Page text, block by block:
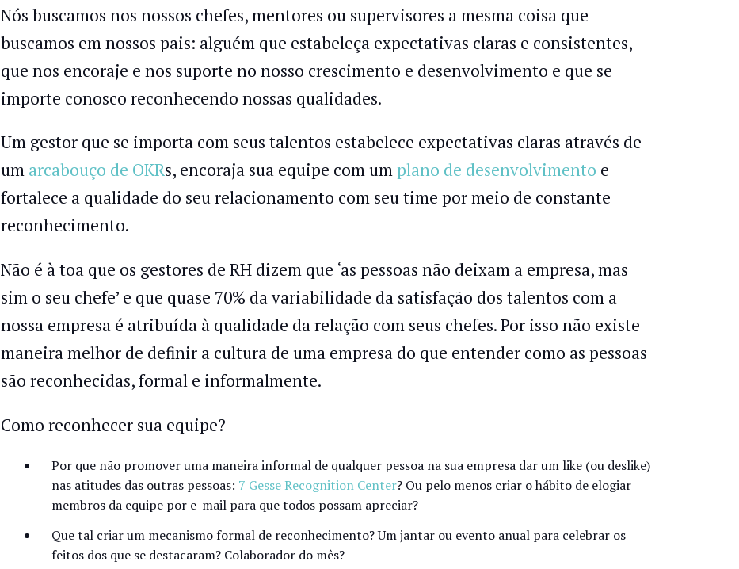
Nós buscamos nos nossos chefes, mentores ou supervisores a mesma coisa que
buscamos em nossos pais: alguém que estabeleça expectativas claras e consistentes,
que nos encoraje e nos suporte no nosso crescimento e desenvolvimento e que se
importe conosco reconhecendo nossas qualidades.
Um gestor que se importa com seus talentos estabelece expectativas claras através de
um arcabouço de OKRs, encoraja sua equipe com umplano de desenvolvimento e
fortalece a qualidade do seu relacionamento com seu time por meio de constante
reconhecimento.
Não é à toa que os gestores de RH dizem que ‘as pessoas não deixam a empresa, mas
sim o seu chefe’ e que quase 70% da variabilidade da satisfação dos talentos com a
nossa empresa é atribuída à qualidade da relação com seus chefes. Por isso não existe
maneira melhor de definir a cultura de uma empresa do que entender como as pessoas
são reconhecidas, formal e informalmente.
Como reconhecer sua equipe?
Por que não promover uma maneira informal de qualquer pessoa na sua empresa dar um like (ou deslike)
nas atitudes das outras pessoas: 7 Gesse Recognition Center? Ou pelo menos criar o hábito de elogiar
membros da equipe por e-mail para que todos possam apreciar?
Que tal criar um mecanismo formal de reconhecimento? Um jantar ou evento anual para celebrar os
feitos dos que se destacaram? Colaborador do mês?